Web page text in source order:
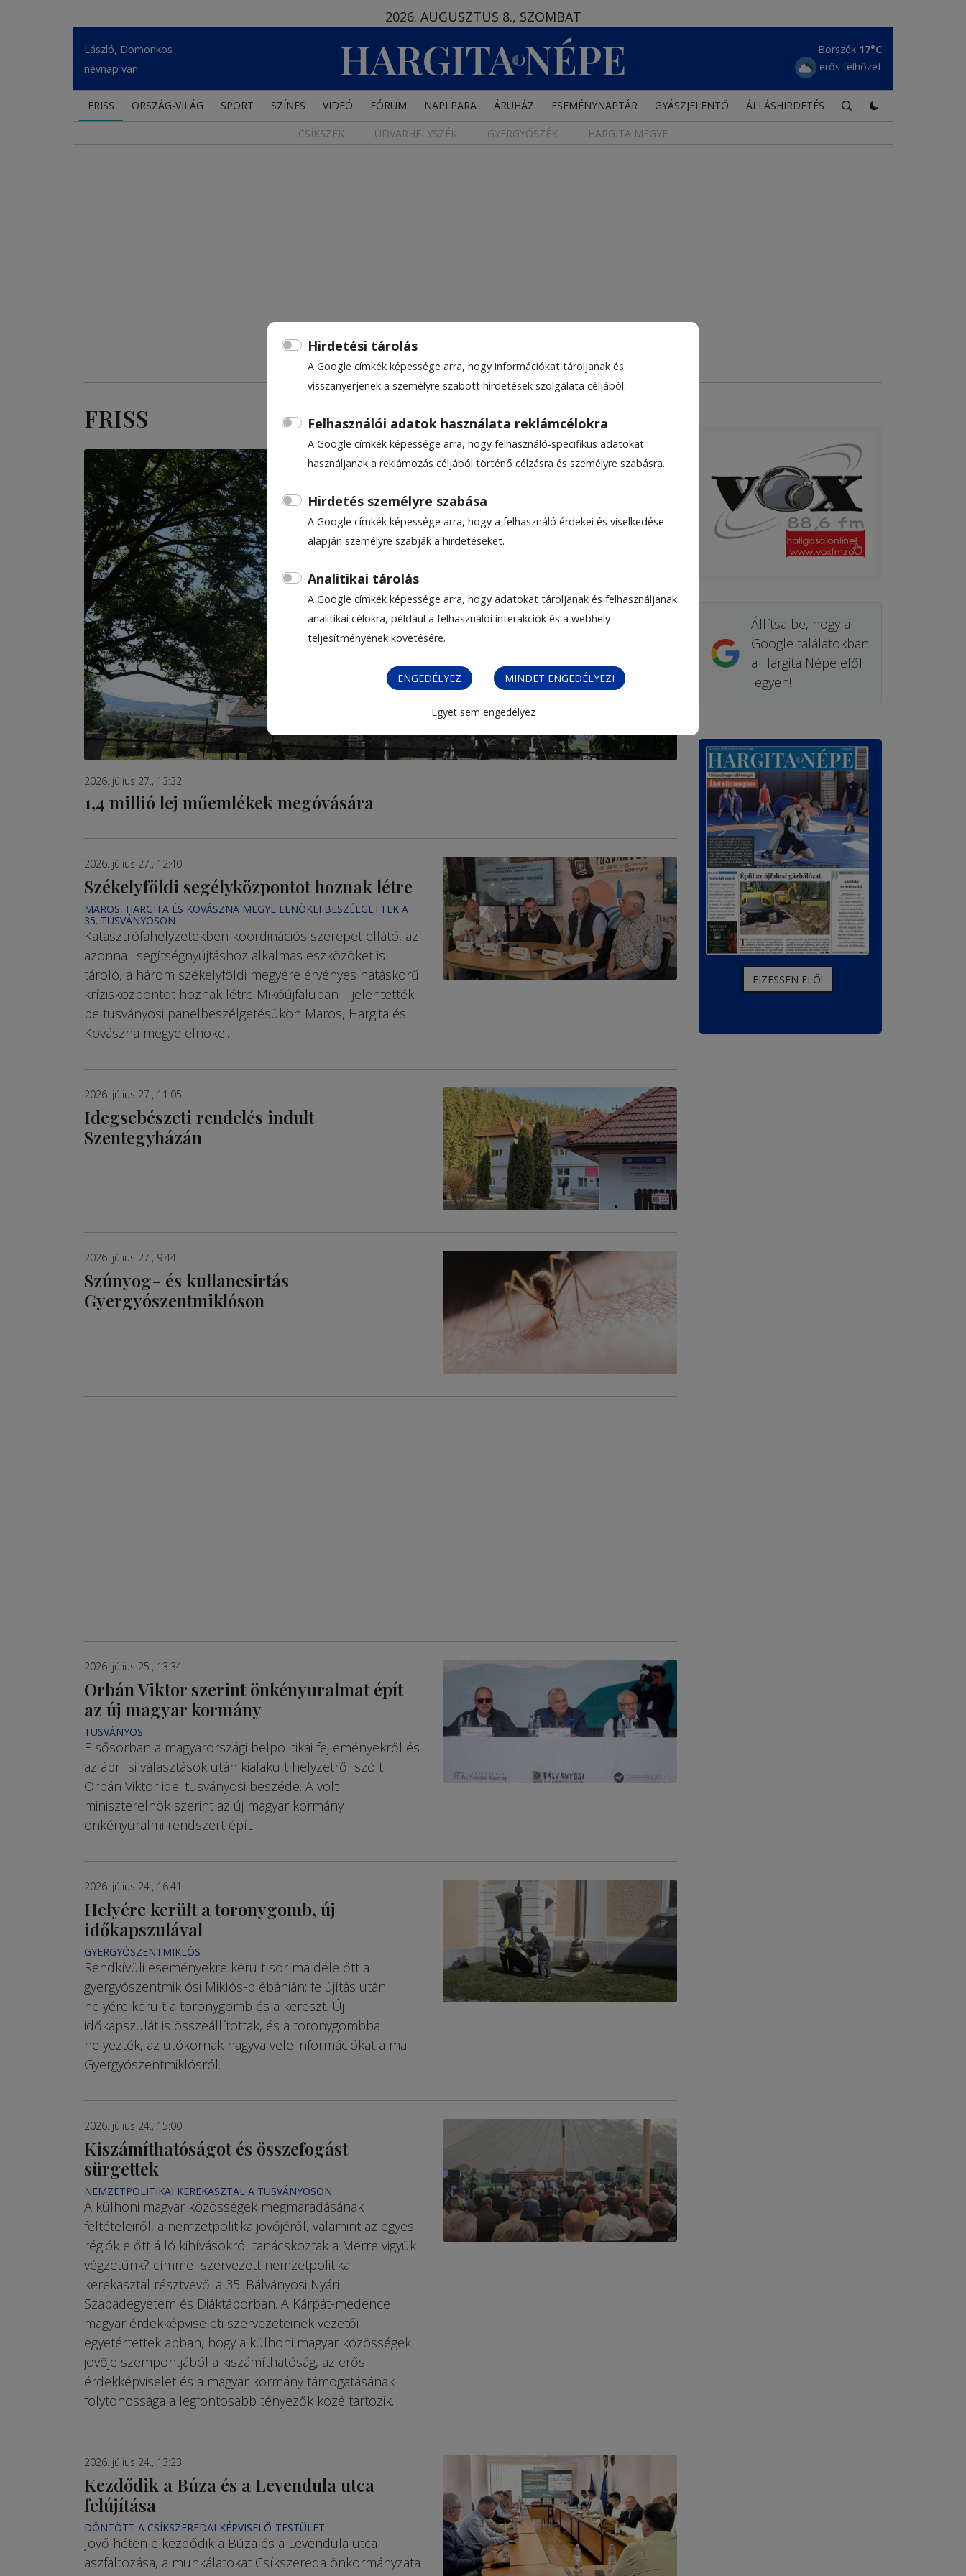
Hirdetési tárolás
A Google címkék képessége arra, hogy információkat tároljanak és
visszanyerjenek a személyre szabott hirdetések szolgálata céljából.
Felhasználói adatok használata reklámcélokra
A Google címkék képessége arra, hogy felhasználó-specifikus adatokat
használjanak a reklámozás céljából történő célzásra és személyre szabásra.
Hirdetés személyre szabása
A Google címkék képessége arra, hogy a felhasználó érdekei és viselkedése
alapján személyre szabják a hirdetéseket.
Analitikai tárolás
A Google címkék képessége arra, hogy adatokat tároljanak és felhasználjanak
analitikai célokra, például a felhasználói interakciók és a webhely
teljesítményének követésére.
ENGEDÉLYEZ MINDET ENGEDÉLYEZI
Egyet sem engedélyez
2026. AUGUSZTUS 8., SZOMBAT
László, Domonkos
névnap van
Tusnádfürdő 17°C
szórványos felhőzet
FRISS ORSZÁG-VILÁG SPORT SZÍNES VIDEÓ FÓRUM NAPI PARA ÁRUHÁZ ESEMÉNYNAPTÁR GYÁSZJELENTŐ ÁLLÁSHIRDETÉS
CSÍKSZÉK UDVARHELYSZÉK GYERGYÓSZÉK HARGITA MEGYE
FRISS
2026. július 27., 13:32
1,4 millió lej műemlékek megóvására
2026. július 27., 12:40
Székelyföldi segélyközpontot hoznak létre
MAROS, HARGITA ÉS KOVÁSZNA MEGYE ELNÖKEI BESZÉLGETTEK A
35. TUSVÁNYOSON
Katasztrófahelyzetekben koordinációs szerepet ellátó, az
azonnali segítségnyújtáshoz alkalmas eszközöket is
tároló, a három székelyföldi megyére érvényes hatáskorű
krízisközpontot hoznak létre Mikóújfaluban – jelentették
be tusványosi panelbeszélgetésükön Maros, Hargita és
Kovászna megye elnökei.
2026. július 27., 11:05
Idegsebészeti rendelés indult
Szentegyházán
2026. július 27., 9:44
Szúnyog- és kullancsirtás
Gyergyószentmiklóson
2026. július 25., 13:34
Orbán Viktor szerint önkényuralmat épít
az új magyar kormány
TUSVÁNYOS
Elsősorban a magyarországi belpolitikai fejleményekről és
az áprilisi választások után kialakult helyzetről szólt
Orbán Viktor idei tusványosi beszéde. A volt
miniszterelnök szerint az új magyar kormány
önkényuralmi rendszert épít.
2026. július 24., 16:41
Helyére került a toronygomb, új
időkapszulával
GYERGYÓSZENTMIKLÓS
Rendkívüli eseményekre került sor ma délelőtt a
gyergyószentmiklósi Miklós-plébánián: felújítás után
helyére került a toronygomb és a kereszt. Új
időkapszulát is összeállítottak, és a toronygombba
helyezték, az utókornak hagyva vele információkat a mai
Gyergyószentmiklósról.
2026. július 24., 15:00
Kiszámíthatóságot és összefogást
sürgettek
NEMZETPOLITIKAI KEREKASZTAL A TUSVÁNYOSON
A külhoni magyar közösségek megmaradásának
feltételeiről, a nemzetpolitika jövőjéről, valamint az egyes
régiók előtt álló kihívásokról tanácskoztak a Merre vigyük
végzetünk? címmel szervezett nemzetpolitikai
kerekasztal résztvevői a 35. Bálványosi Nyári
Szabadegyetem és Diáktáborban. A Kárpát-medence
magyar érdekképviseleti szervezeteinek vezetői
egyetértettek abban, hogy a külhoni magyar közösségek
jövője szempontjából a kiszámíthatóság, az erős
érdekképviselet és a magyar kormány támogatásának
folytonossága a legfontosabb tényezők közé tartozik.
2026. július 24., 13:23
Kezdődik a Búza és a Levendula utca
felújítása
DÖNTÖTT A CSÍKSZEREDAI KÉPVISELŐ-TESTÜLET
Jövő héten elkezdődik a Búza és a Levendula utca
aszfaltozása, a munkálatokat Csíkszereda önkormányzata
Állítsa be, hogy a
Google találatokban
a Hargita Népe elől
legyen!
FIZESSEN ELŐ!